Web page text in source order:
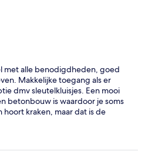
met alle benodigdheden, goed
Makkelijke toegang als er
dmv sleutelkluisjes. Een mooi
betonbouw is waardoor je soms
kraken, maar dat is de
sfeervolle ontbijtruimte en